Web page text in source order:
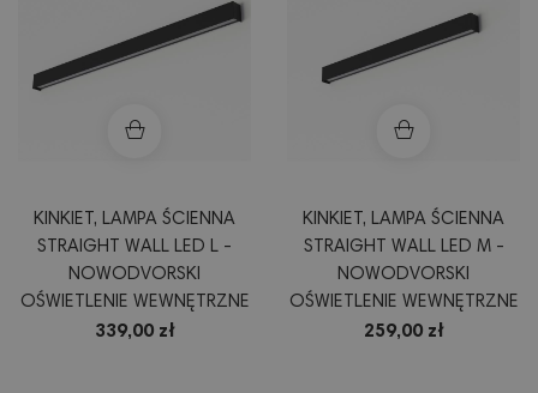
KINKIET, LAMPA ŚCIENNA
STRAIGHT WALL LED L -
NOWODVORSKI
OŚWIETLENIE WEWNĘTRZNE
339,00 zł
KINKIET, LAMPA ŚCIENNA
STRAIGHT WALL LED M -
NOWODVORSKI
OŚWIETLENIE WEWNĘTRZNE
259,00 zł